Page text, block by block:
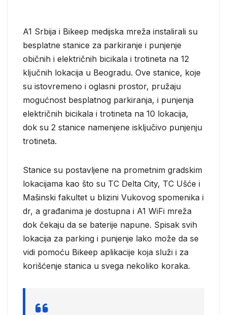
A1 Srbija i Bikeep medijska mreža instalirali su
besplatne stanice za parkiranje i punjenje
običnih i električnih bicikala i trotineta na 12
ključnih lokacija u Beogradu. Ove stanice, koje
su istovremeno i oglasni prostor, pružaju
mogućnost besplatnog parkiranja, i punjenja
električnih bicikala i trotineta na 10 lokacija,
dok su 2 stanice namenjene isključivo punjenju
trotineta.
Stanice su postavljene na prometnim gradskim
lokacijama kao što su TC Delta City, TC Ušće i
Mašinski fakultet u blizini Vukovog spomenika i
dr, a građanima je dostupna i A1 WiFi mreža
dok čekaju da se baterije napune. Spisak svih
lokacija za parking i punjenje lako može da se
vidi pomoću Bikeep aplikacije koja služi i za
korišćenje stanica u svega nekoliko koraka.